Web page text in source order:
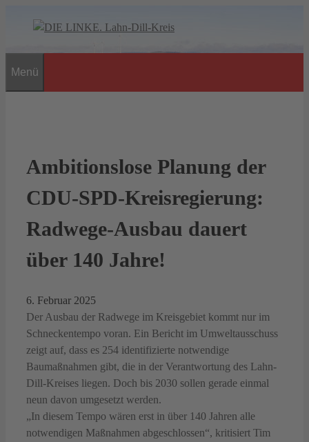
Menü
Ambitionslose Planung der
CDU-SPD-Kreisregierung:
Radwege-Ausbau dauert
über 140 Jahre!
6. Februar 2025
Der Ausbau der Radwege im Kreisgebiet kommt nur im
Schneckentempo voran. Ein Bericht im Umweltausschuss
zeigt auf, dass es 254 identifizierte notwendige
Baumaßnahmen gibt, die in der Verantwortung des Lahn-
Dill-Kreises liegen. Doch bis 2030 sollen gerade einmal
neun davon umgesetzt werden.
„In diesem Tempo wären erst in über 140 Jahren alle
notwendigen Maßnahmen abgeschlossen“, kritisiert Tim